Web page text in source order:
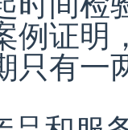
例证明
只有一